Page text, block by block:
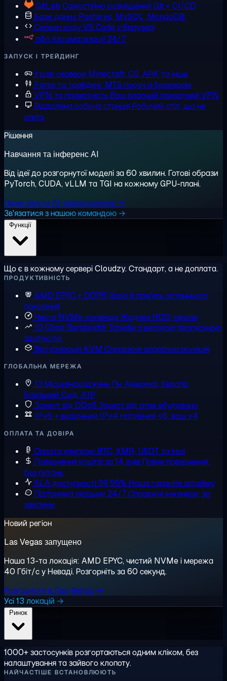
GitLab Самостійно розміщений Git + CI/CD
Бази даних Postgres, MySQL, MongoDB
Сервер кодуVS Code у браузері
n8n Автоматизації 24/7
ЗАПУСК І ТРЕЙДИНГ
Ігрові сервери Minecraft, CS, ARK та інше
Forex та трейдинг MT5 поруч із брокером
VPN та приватністьВаш власний приватний VPN
Віддалена робоча станціяРобочий стіл, що не
спить
Рішення
Навчання та інференс AI
Від ідеї до розгорнутої моделі за 60 хвилин. Готові образи
PyTorch, CUDA, vLLM та TGI на кожному GPU-плані.
Переглянути AI-навантаження →
Зв'язатися з нашою командою →
Що є в кожному сервері Cloudzy. Стандарт, а не доплата.
ПРОДУКТИВНІСТЬ
AMD EPYC + DDR5 Ядра й пам'ять останнього
покоління
Чисте NVMe-сховищеЖодних HDD, ніколи
10 Gbps Bandwidth Тарифи з високою пропускною
здатністю
Віртуалізація KVM Справжня апаратна ізоляція
ГЛОБАЛЬНА МЕРЕЖА
13 Місцезнаходжень Пн. Америка, Європа,
Близький Схід, АТР
Захист від DDoS Захист від атак вбудовано
IPv6 + виділений IPv4 Нативний v6, ваш v4
ОПЛАТА ТА ДОВІРА
Оплата криптою BTC, XMR, USDT та інші
Повернення коштів за 14 днів Повне повернення,
без питань
SLA доступності 99,95% Наша гарантія аптайму
Підтримка людьми 24/7Справжні інженери, за
хвилини
Новий регіон
Las Vegas запущено
Наша 13-та локація: AMD EPYC, чистий NVMe і мережа
40 Гбіт/с у Неваді. Розгорніть за 60 секунд.
Розгорнути в Лас-Вегасі →
Усі 13 локацій →
1000+ застосунків розгортаються одним кліком, без
налаштування та зайвого клопоту.
НАЙЧАСТІШЕ ВСТАНОВЛЮЮТЬ